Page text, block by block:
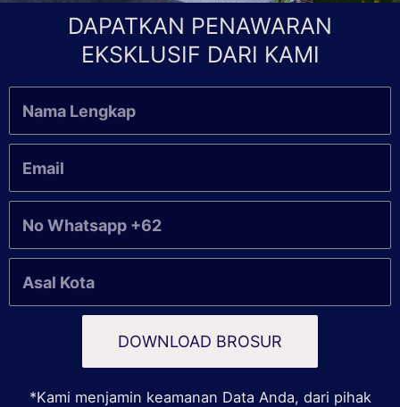
DAPATKAN PENAWARAN
EKSKLUSIF DARI KAMI
DOWNLOAD BROSUR
*Kami menjamin keamanan Data Anda, dari pihak